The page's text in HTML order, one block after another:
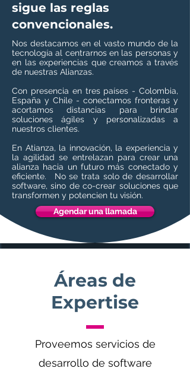
sigue las reglas
convencionales.
Nos destacamos en el vasto mundo de la
tecnología al centrarnos en las personas y
en las experiencias que creamos a través
de nuestras Alianzas.
Con presencia en tres países - Colombia,
España y Chile - conectamos fronteras y
acortamos distancias para brindar
soluciones ágiles y personalizadas a
nuestros clientes.
En Atianza, la innovación, la experiencia y
la agilidad se entrelazan para crear una
alianza hacia un futuro más conectado y
eficiente. No se trata solo de desarrollar
software, sino de co-crear soluciones que
transformen y potencien tu visión.
Agendar una llamada
Áreas de
Expertise
Proveemos servicios de
desarrollo de software